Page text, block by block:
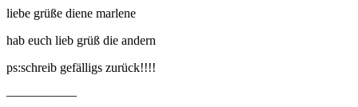
liebe grüße diene marlene
hab euch lieb grüß die andern
ps:schreib gefälligs zurück!!!!
—————–